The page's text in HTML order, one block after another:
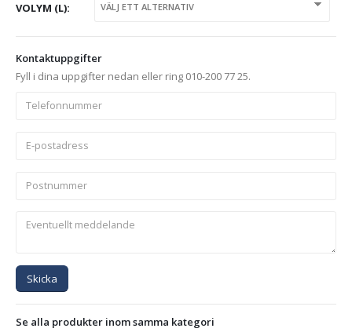
VOLYM (L)
Kontaktuppgifter
Fyll i dina uppgifter nedan eller ring 010-200 77 25.
Skicka
Se alla produkter inom samma kategori